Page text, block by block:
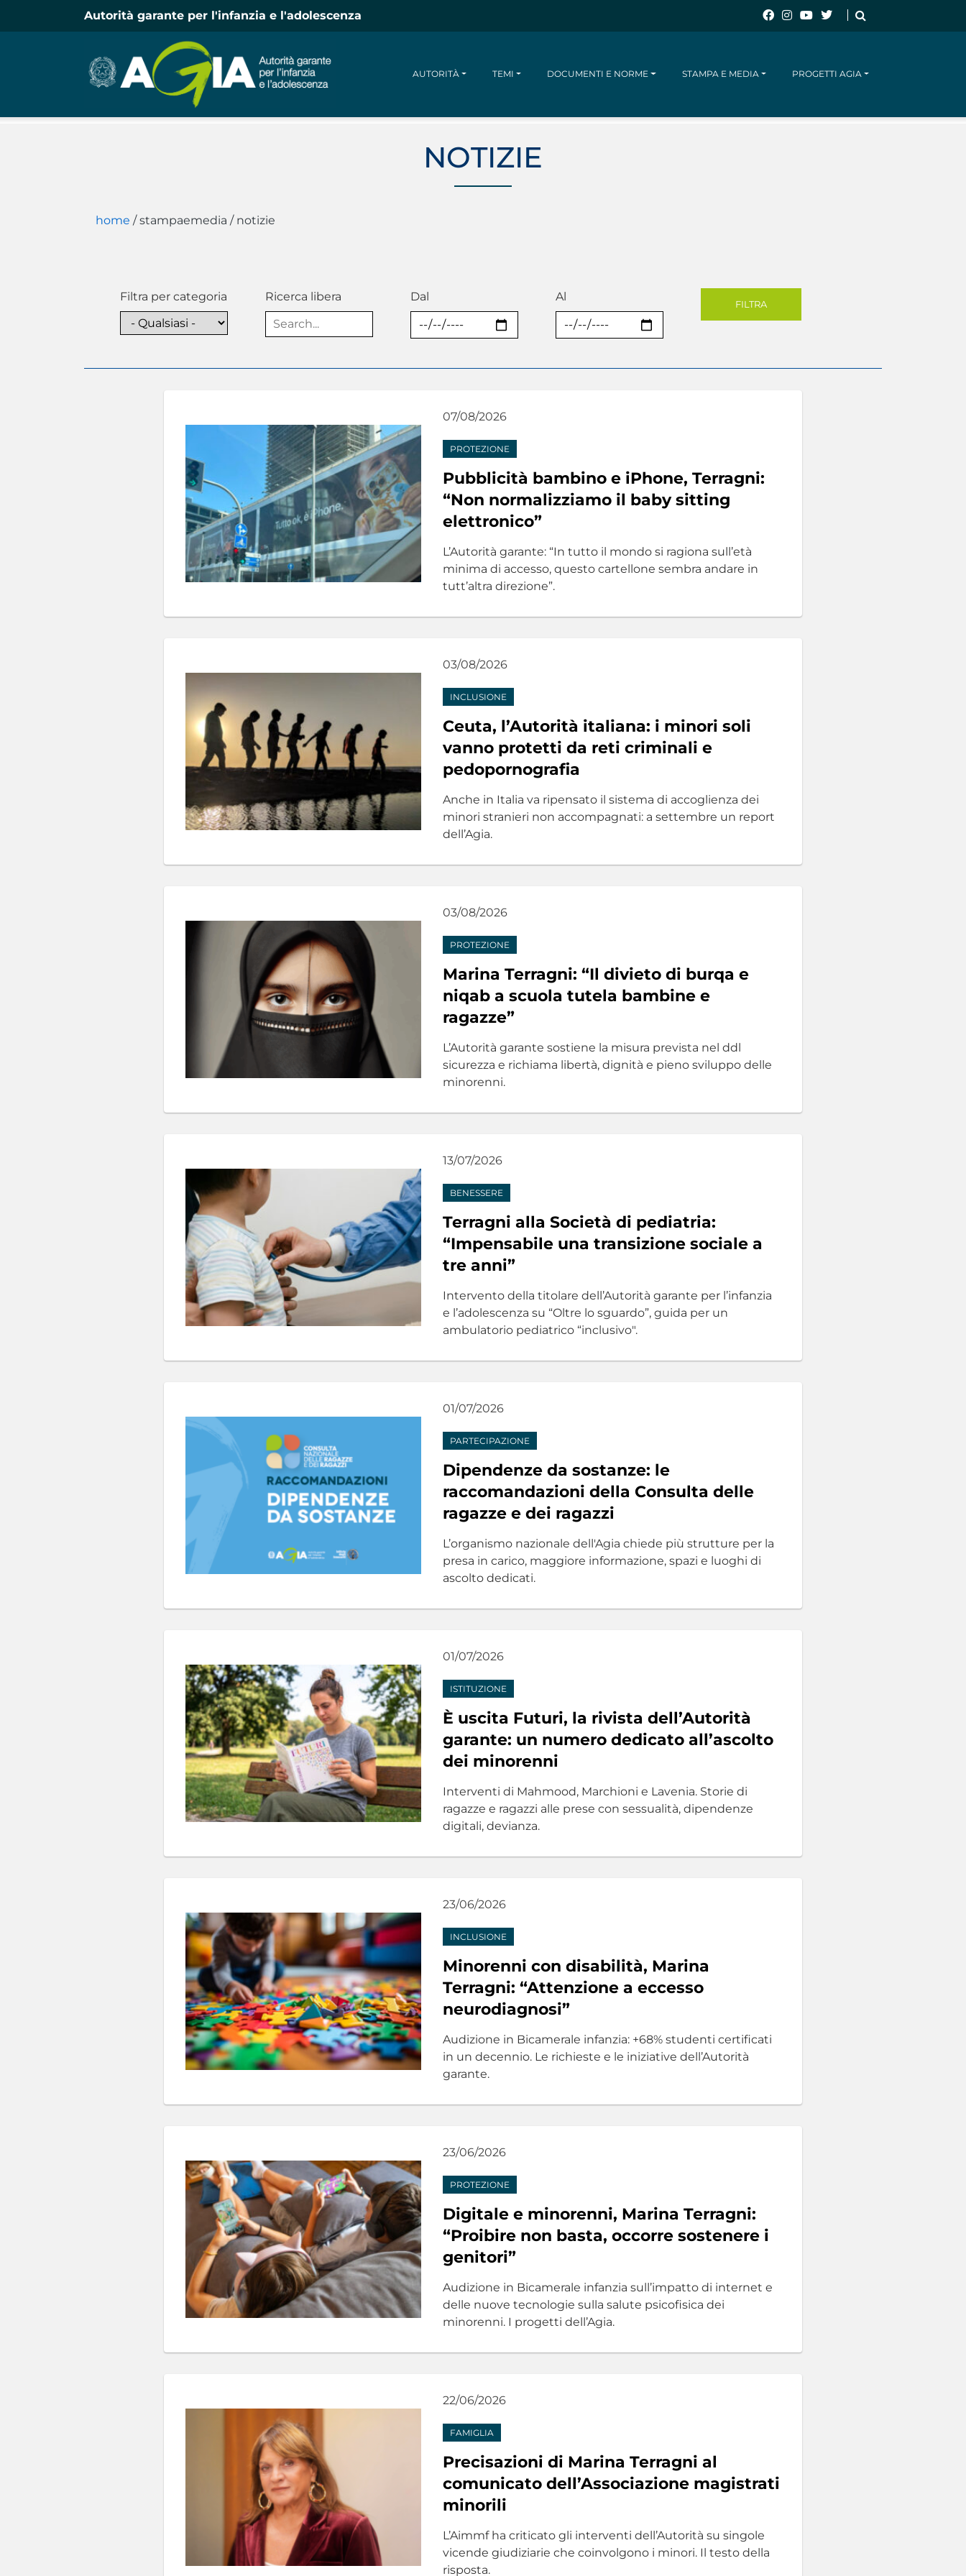
Autorità garante per l'infanzia e l'adolescenza
AUTORITÀ TEMI DOCUMENTI E NORME STAMPA E MEDIA PROGETTI AGIA
NOTIZIE
home / stampaemedia / notizie
Filtra per categoria Ricerca libera Dal Al
FILTRA
07/08/2026
PROTEZIONE
Pubblicità bambino e iPhone, Terragni:
“Non normalizziamo il baby sitting
elettronico”
L’Autorità garante: “In tutto il mondo si ragiona sull’età
minima di accesso, questo cartellone sembra andare in
tutt’altra direzione”.
03/08/2026
INCLUSIONE
Ceuta, l’Autorità italiana: i minori soli
vanno protetti da reti criminali e
pedopornografia
Anche in Italia va ripensato il sistema di accoglienza dei
minori stranieri non accompagnati: a settembre un report
dell’Agia.
03/08/2026
PROTEZIONE
Marina Terragni: “Il divieto di burqa e
niqab a scuola tutela bambine e
ragazze”
L’Autorità garante sostiene la misura prevista nel ddl
sicurezza e richiama libertà, dignità e pieno sviluppo delle
minorenni.
13/07/2026
BENESSERE
Terragni alla Società di pediatria:
“Impensabile una transizione sociale a
tre anni”
Intervento della titolare dell’Autorità garante per l’infanzia
e l’adolescenza su “Oltre lo sguardo”, guida per un
ambulatorio pediatrico “inclusivo".
01/07/2026
PARTECIPAZIONE
Dipendenze da sostanze: le
raccomandazioni della Consulta delle
ragazze e dei ragazzi
L’organismo nazionale dell'Agia chiede più strutture per la
presa in carico, maggiore informazione, spazi e luoghi di
ascolto dedicati.
01/07/2026
ISTITUZIONE
È uscita Futuri, la rivista dell’Autorità
garante: un numero dedicato all’ascolto
dei minorenni
Interventi di Mahmood, Marchioni e Lavenia. Storie di
ragazze e ragazzi alle prese con sessualità, dipendenze
digitali, devianza.
23/06/2026
INCLUSIONE
Minorenni con disabilità, Marina
Terragni: “Attenzione a eccesso
neurodiagnosi”
Audizione in Bicamerale infanzia: +68% studenti certificati
in un decennio. Le richieste e le iniziative dell’Autorità
garante.
23/06/2026
PROTEZIONE
Digitale e minorenni, Marina Terragni:
“Proibire non basta, occorre sostenere i
genitori”
Audizione in Bicamerale infanzia sull’impatto di internet e
delle nuove tecnologie sulla salute psicofisica dei
minorenni. I progetti dell’Agia.
22/06/2026
FAMIGLIA
Precisazioni di Marina Terragni al
comunicato dell’Associazione magistrati
minorili
L’Aimmf ha criticato gli interventi dell’Autorità su singole
vicende giudiziarie che coinvolgono i minori. Il testo della
risposta.